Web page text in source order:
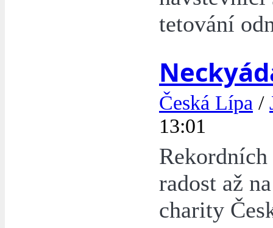
tetování
Česká Lípa /
13:01
radost až
charity